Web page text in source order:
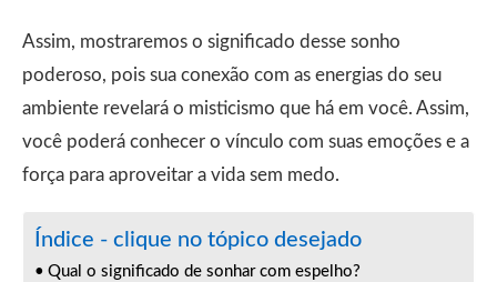
Assim, mostraremos o significado desse sonho
poderoso, pois sua conexão com as energias do seu
ambiente revelará o misticismo que há em você. Assim,
você poderá conhecer o vínculo com suas emoções e a
força para aproveitar a vida sem medo.
Índice - clique no tópico desejado
Qual o significado de sonhar com espelho?